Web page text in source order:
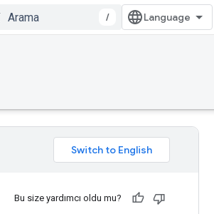
/
Bu size yardımcı oldu mu?